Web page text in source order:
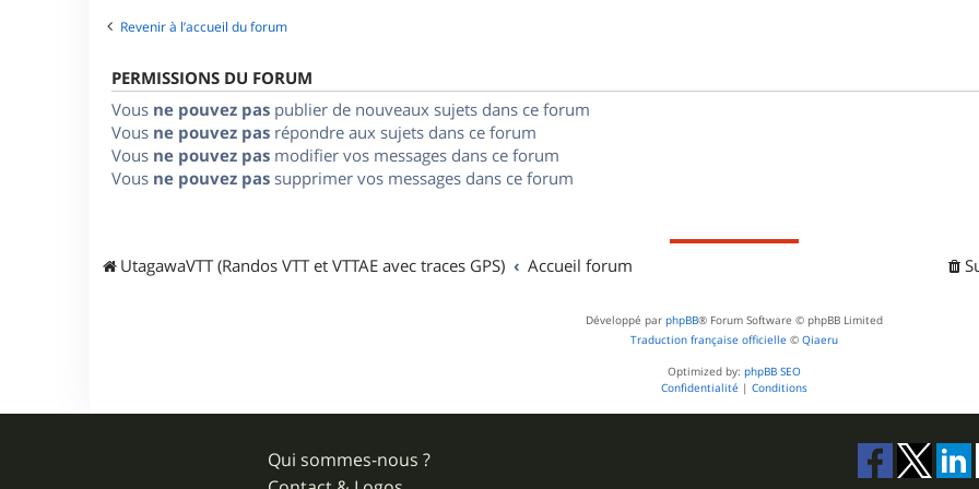
e
Revenir à l’accueil du forum
PERMISSIONS DU FORUM
Vous ne pouvez pas publier de nouveaux sujets dans ce forum
Vous ne pouvez pas répondre aux sujets dans ce forum
Vous ne pouvez pas modifier vos messages dans ce forum
Vous ne pouvez pas supprimer vos messages dans ce forum
UtagawaVTT (Randos VTT et VTTAE avec traces GPS) Accueil forum
Développé par phpBB® Forum Software © phpBB Limited
Traduction française officielle © Qiaeru
Optimized by: phpBB SEO
Confidentialité | Conditions
Qui sommes-nous ?